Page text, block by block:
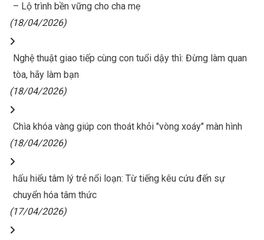
– Lộ trình bền vững cho cha mẹ
(18/04/2026)
Nghệ thuật giao tiếp cùng con tuổi dậy thì: Đừng làm quan
tòa, hãy làm bạn
(18/04/2026)
Chìa khóa vàng giúp con thoát khỏi "vòng xoáy" màn hình
(18/04/2026)
hấu hiểu tâm lý trẻ nổi loạn: Từ tiếng kêu cứu đến sự
chuyển hóa tâm thức
(17/04/2026)